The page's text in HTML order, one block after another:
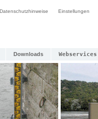
Datenschutzhinweise Einstellungen
Downloads Webservices